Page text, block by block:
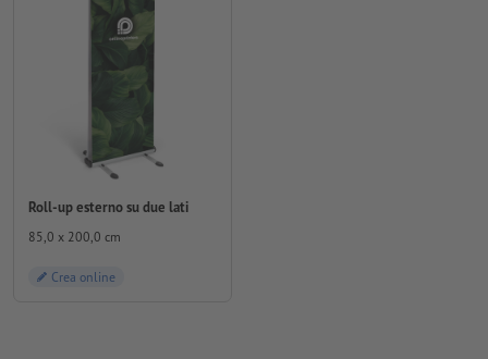
Roll-up esterno su due lati
85,0 x 200,0 cm
Crea online